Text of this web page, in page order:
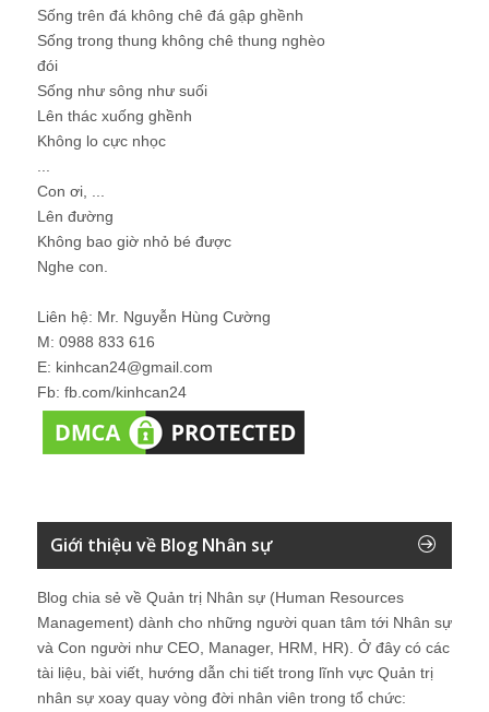
Sống trên đá không chê đá gập ghềnh
Sống trong thung không chê thung nghèo
đói
Sống như sông như suối
Lên thác xuống ghềnh
Không lo cực nhọc
Con ơi, ...
Lên đường
Không bao giờ nhỏ bé được
Nghe con.
Liên hệ: Mr. Nguyễn Hùng Cường
M: 0988 833 616
E: kinhcan24@gmail.com
Fb: fb.com/kinhcan24
Giới thiệu về Blog Nhân sự
Blog chia sẻ về Quản trị Nhân sự (Human Resources
Management) dành cho những người quan tâm tới Nhân sự
và Con người như CEO, Manager, HRM, HR). Ở đây có các
tài liệu, bài viết, hướng dẫn chi tiết trong lĩnh vực Quản trị
nhân sự xoay quay vòng đời nhân viên trong tổ chức: